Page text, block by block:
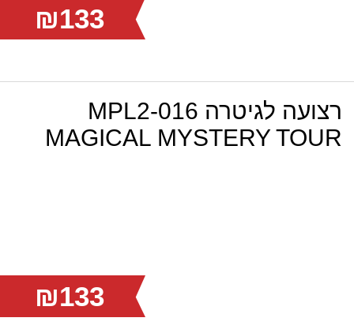
₪133
רצועה לגיטרה MPL2-016
MAGICAL MYSTERY TOUR
₪133